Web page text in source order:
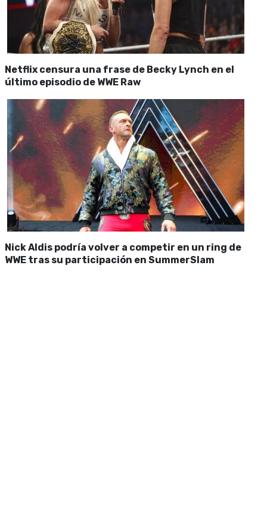
Netflix censura una frase de Becky Lynch en el
último episodio de WWE Raw
Nick Aldis podría volver a competir en un ring de
WWE tras su participación en SummerSlam